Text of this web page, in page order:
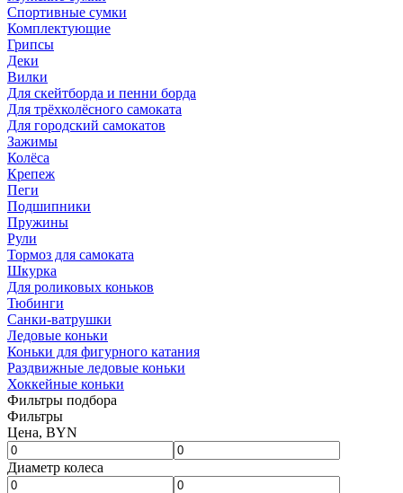
Спортивные сумки
Комплектующие
Грипсы
Деки
Вилки
Для скейтборда и пенни борда
Для трёхколёсного самоката
Для городский самокатов
Зажимы
Колёса
Крепеж
Пеги
Подшипники
Пружины
Рули
Тормоз для самоката
Шкурка
Для роликовых коньков
Тюбинги
Санки-ватрушки
Ледовые коньки
Коньки для фигурного катания
Раздвижные ледовые коньки
Хоккейные коньки
Фильтры подбора
Фильтры
Цена, BYN
Диаметр колеса